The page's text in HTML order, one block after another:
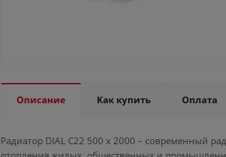
Описание Как купить Оплата
Радиатор DIAL С22 500 х 2000 – современный